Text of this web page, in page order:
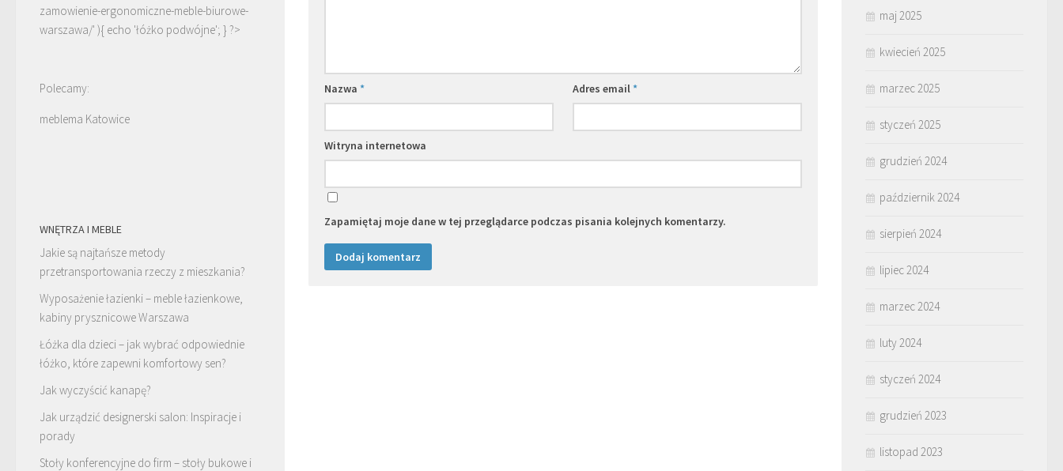
Nazwa * Adres email*
Witryna internetowa
Zapamiętaj moje dane w tej przeglądarce podczas pisania kolejnych komentarzy.
zamowienie-ergonomiczne-meble-biurowe-
warszawa/' ){ echo 'łóżko podwójne'; } ?>
Polecamy:
meblema Katowice
WNĘTRZA I MEBLE
Jakie są najtańsze metody
przetransportowania rzeczy z mieszkania?
Wyposażenie łazienki – meble łazienkowe,
kabiny prysznicowe Warszawa
Łóżka dla dzieci – jak wybrać odpowiednie
łóżko, które zapewni komfortowy sen?
Jak wyczyścić kanapę?
Jak urządzić designerski salon: Inspiracje i
porady
Stoły konferencyjne do firm – stoły bukowe i
maj 2025
kwiecień 2025
marzec 2025
styczeń 2025
grudzień 2024
październik 2024
sierpień 2024
lipiec 2024
marzec 2024
luty 2024
styczeń 2024
grudzień 2023
listopad 2023